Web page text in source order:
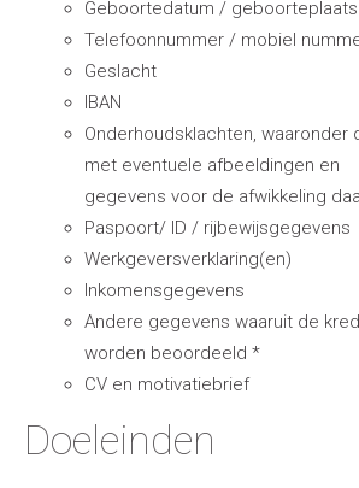
Geboortedatum / geboorteplaats
Telefoonnummer / mobiel
Geslacht
IBAN
Onderhoudsklachten, waaronder
met eventuele afbeeldingen en
gegevens voor de afwikkeling
Paspoort/ ID / rijbewijsgegevens
Werkgeversverklaring(en)
Inkomensgegevens
Andere gegevens waaruit de
worden beoordeeld *
CV en motivatiebrief
Doeleinden